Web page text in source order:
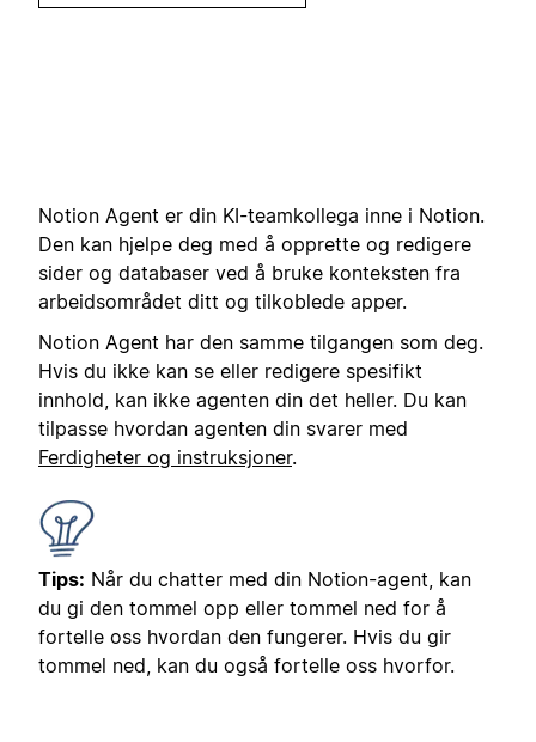
Notion Agent er din KI-teamkollega inne i Notion.
Den kan hjelpe deg med å opprette og redigere
sider og databaser ved å bruke konteksten fra
arbeidsområdet ditt og tilkoblede apper.
Notion Agent har den samme tilgangen som deg.
Hvis du ikke kan se eller redigere spesifikt
innhold, kan ikke agenten din det heller. Du kan
tilpasse hvordan agenten din svarer med
Ferdigheter og instruksjoner.
Tips: Når du chatter med din Notion-agent, kan
du gi den tommel opp eller tommel ned for å
fortelle oss hvordan den fungerer. Hvis du gir
tommel ned, kan du også fortelle oss hvorfor.